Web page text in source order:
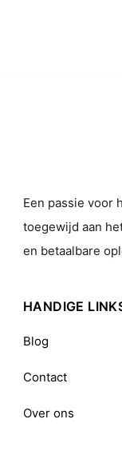
Een passie voor
toegewijd aan
en betaalbare
HANDIGE
Blog
Contact
Over ons